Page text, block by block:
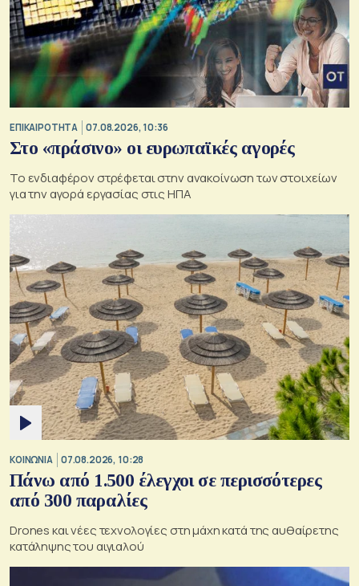
ΕΠΙΚΑΙΡΟΤΗΤΑ 07.08.2026, 10:36
Στο «πράσινο» οι ευρωπαϊκές αγορές
Το ενδιαφέρον στρέφεται στην ανακοίνωση των στοιχείων
για την αγορά εργασίας στις ΗΠΑ
ΚΟΙΝΩΝΙΑ 07.08.2026, 10:28
Πάνω από 1.500 έλεγχοι σε περισσότερες
από 300 παραλίες
Drones και νέες τεχνολογίες στη μάχη κατά της αυθαίρετης
κατάληψης του αιγιαλού